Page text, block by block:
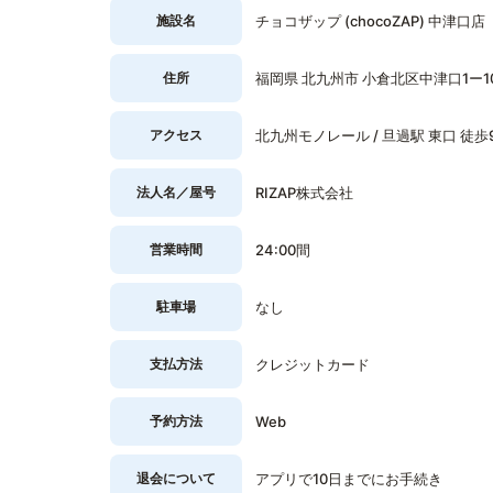
施設名 チョコザップ (chocoZAP) 中津口店
住所 福岡県 北九州市 小倉北区中津口1ー
アクセス 北九州モノレール / 旦過駅 東口 徒歩
法人名／屋号 RIZAP株式会社
営業時間 24:00間
駐車場 なし
支払方法 クレジットカード
予約方法 Web
退会について アプリで10日までにお手続き